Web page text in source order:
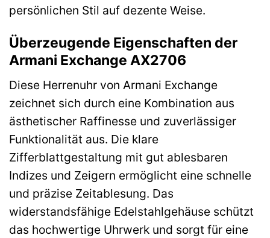
persönlichen Stil auf dezente Weise.
Überzeugende Eigenschaften der
Armani Exchange AX2706
Diese Herrenuhr von Armani Exchange
zeichnet sich durch eine Kombination aus
ästhetischer Raffinesse und zuverlässiger
Funktionalität aus. Die klare
Zifferblattgestaltung mit gut ablesbaren
Indizes und Zeigern ermöglicht eine schnelle
und präzise Zeitablesung. Das
widerstandsfähige Edelstahlgehäuse schützt
das hochwertige Uhrwerk und sorgt für eine